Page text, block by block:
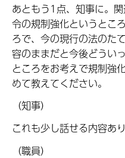
あともう1点、知事に。
令の規制強化というとこ
ろで、今の現行の法のた
容のままだと今後どうい
ところをお考えで規制強
めて教えてください。
（知事）
これも少し話せる内容あ
（職員）